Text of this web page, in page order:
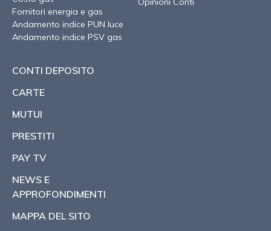
Fornitori energia e gas
Andamento indice PUN luce
Andamento indice PSV gas
CONTI DEPOSITO
CARTE
MUTUI
PRESTITI
PAY TV
NEWS E
APPROFONDIMENTI
MAPPA DEL SITO